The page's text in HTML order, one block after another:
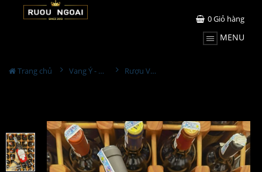
0Giỏ hàng
MENU
Trang chủ Vang Ý - Italia Rượu Vang Bacio Rosso Vernice Primitivo